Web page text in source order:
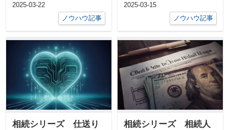
でしょうか？はじめに親の介護を
2025-03-22
ノウハウ記事
よいでしょうか？概要結婚後、夫
2025-03-15
ノウハウ記事
相続シリーズ 仕送り
相続シリーズ 相続人